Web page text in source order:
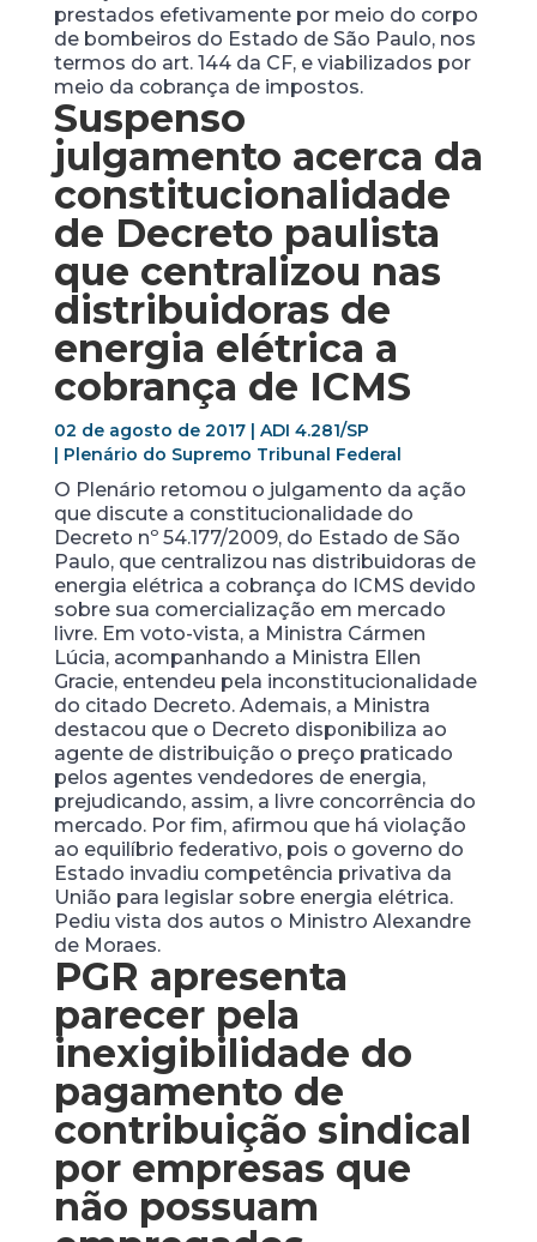
prestados efetivamente por meio do corpo
de bombeiros do Estado de São Paulo, nos
termos do art. 144 da CF, e viabilizados por
meio da cobrança de impostos.
Suspenso
julgamento acerca da
constitucionalidade
de Decreto paulista
que centralizou nas
distribuidoras de
energia elétrica a
cobrança de ICMS
02 de agosto de 2017 | ADI 4.281/SP
| Plenário do Supremo Tribunal Federal
O Plenário retomou o julgamento da ação
que discute a constitucionalidade do
Decreto nº 54.177/2009, do Estado de São
Paulo, que centralizou nas distribuidoras de
energia elétrica a cobrança do ICMS devido
sobre sua comercialização em mercado
livre. Em voto-vista, a Ministra Cármen
Lúcia, acompanhando a Ministra Ellen
Gracie, entendeu pela inconstitucionalidade
do citado Decreto. Ademais, a Ministra
destacou que o Decreto disponibiliza ao
agente de distribuição o preço praticado
pelos agentes vendedores de energia,
prejudicando, assim, a livre concorrência do
mercado. Por fim, afirmou que há violação
ao equilíbrio federativo, pois o governo do
Estado invadiu competência privativa da
União para legislar sobre energia elétrica.
Pediu vista dos autos o Ministro Alexandre
de Moraes.
PGR apresenta
parecer pela
inexigibilidade do
pagamento de
contribuição sindical
por empresas que
não possuam